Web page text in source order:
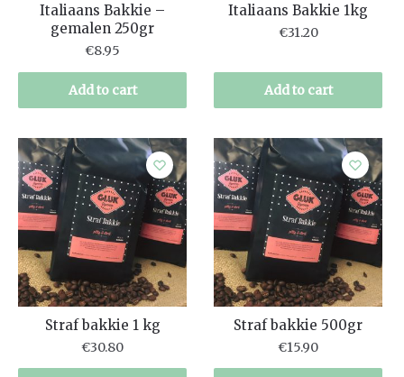
Italiaans Bakkie –
gemalen 250gr
€8.95
Add to cart
Italiaans Bakkie 1kg
€31.20
Add to cart
Straf bakkie 1 kg
€30.80
Straf bakkie 500gr
€15.90